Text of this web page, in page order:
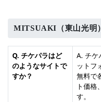
MITSUAKI（東山光明
Q. チケパラはど
のようなサイトで
すか？
A. チケ
ットフ
無料で
ト価格
す。